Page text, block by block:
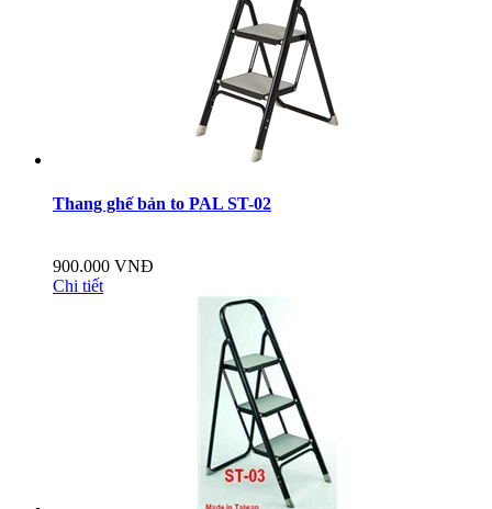
Thang ghế bản to PAL ST-02
900.000 VNĐ
Chi tiết